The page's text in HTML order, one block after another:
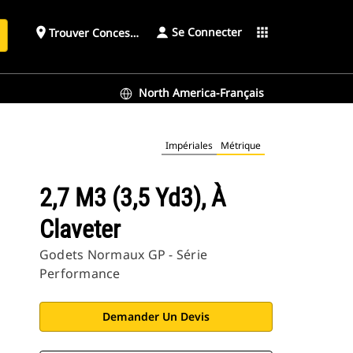
place Trouver ConcessionnaireSe Connecter apps
North America-Français
Impériales Métrique
2,7 M3 (3,5 Yd3), À
Claveter
Godets Normaux GP - Série
Performance
Demander Un Devis